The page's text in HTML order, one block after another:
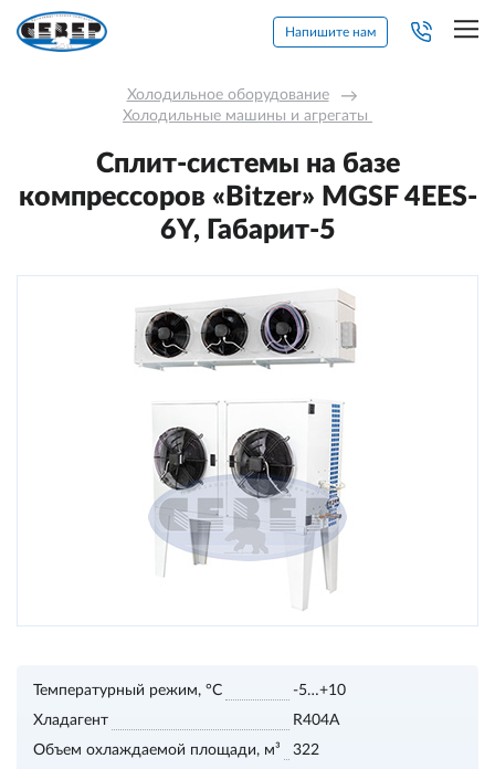
Напишите нам
Холодильное оборудование →
Холодильные машины и агрегаты
Сплит-системы на базе
компрессоров «Bitzer» MGSF 4ЕES-
6Y, Габарит-5
Температурный режим, °С
-5…+10
Хладагент
R404А
Объем охлаждаемой площади, м³
322